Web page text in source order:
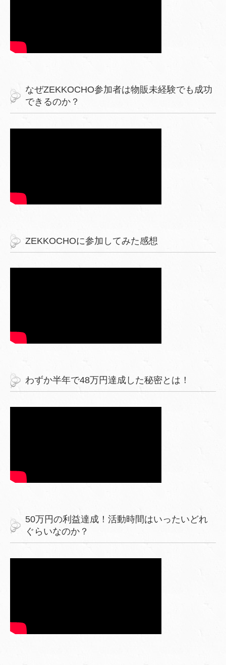
なぜZEKKOCHO参加者は物販未経験でも成功
できるのか？
ZEKKOCHOに参加してみた感想
わずか半年で48万円達成した秘密とは！
50万円の利益達成！活動時間はいったいどれ
ぐらいなのか？